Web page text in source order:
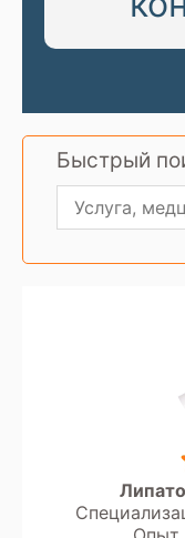
Быстрый